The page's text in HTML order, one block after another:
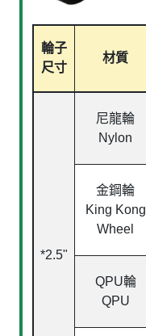
輪子
尺寸
材質
*2.5"
尼龍輪
Nylon
金鋼輪
King Kong
Wheel
QPU輪
QPU